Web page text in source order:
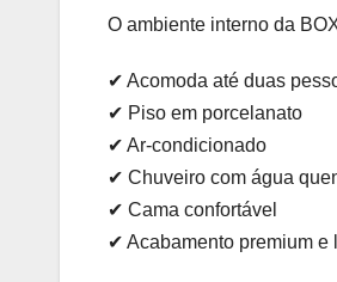
O ambiente interno da
✔ Acomoda até duas
✔ Piso em porcelanato
✔ Ar-condicionado
✔ Chuveiro com água
✔ Cama confortável
✔ Acabamento premium e